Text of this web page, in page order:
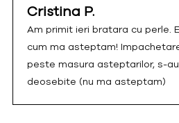
Cristina P.
Am primit ieri bratara cu perle.
cum ma asteptam!
peste masura asteptarilor, s-
deosebite (nu ma asteptam)